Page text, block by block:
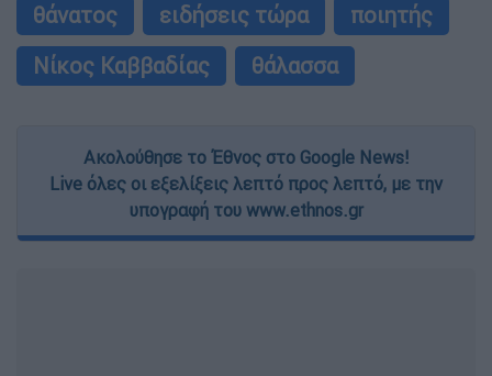
θάνατος ειδήσεις τώρα
ποιητής
Νίκος Καββαδίας
θάλασσα
Ακολούθησε το Έθνος στο Google News!
Live όλες οι εξελίξεις λεπτό προς λεπτό, με την
υπογραφή του www.ethnos.gr